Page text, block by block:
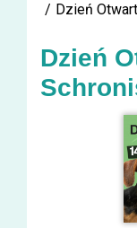
Dzień
Dzień